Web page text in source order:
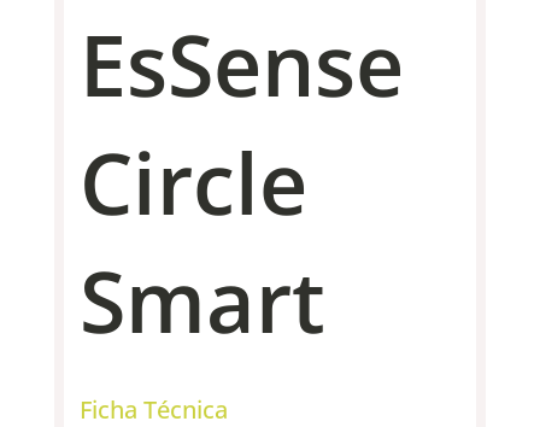
EsSense
Circle
Smart
Ficha Técnica